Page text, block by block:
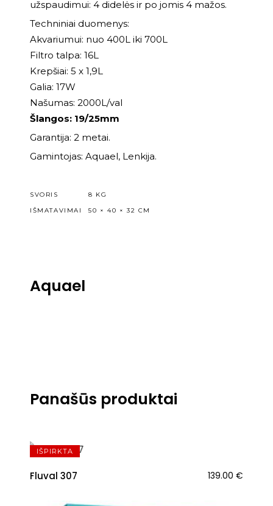
užspaudimui: 4 didelės ir po jomis 4 mažos.
Techniniai duomenys:
Akvariumui: nuo 400L iki 700L
Filtro talpa: 16L
Krepšiai: 5 x 1,9L
Galia: 17W
Našumas: 2000L/val
Šlangos: 19/25mm
Garantija: 2 metai.
Gamintojas: Aquael, Lenkija.
SVORIS
8 KG
IŠMATAVIMAI
50 × 40 × 32 CM
Aquael
Panašūs produktai
IŠPIRKTA
Fluval 307 139.00 €